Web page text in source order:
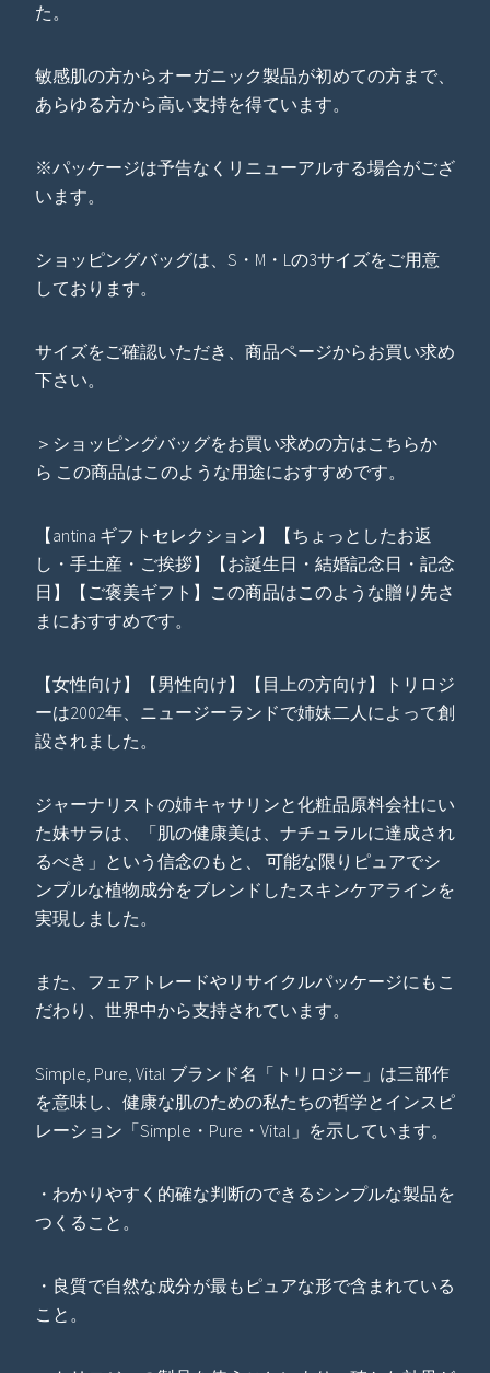
た。
敏感肌の方からオーガニック製品が初めての方まで、
あらゆる方から高い支持を得ています。
※パッケージは予告なくリニューアルする場合がござ
います。
ショッピングバッグは、S・M・Lの3サイズをご用意
しております。
サイズをご確認いただき、商品ページからお買い求め
下さい。
＞ショッピングバッグをお買い求めの方はこちらか
ら この商品はこのような用途におすすめです。
【antina ギフトセレクション】【ちょっとしたお返
し・手土産・ご挨拶】【お誕生日・結婚記念日・記念
日】【ご褒美ギフト】この商品はこのような贈り先さ
まにおすすめです。
【女性向け】【男性向け】【目上の方向け】トリロジ
ーは2002年、ニュージーランドで姉妹二人によって創
設されました。
ジャーナリストの姉キャサリンと化粧品原料会社にい
た妹サラは、「肌の健康美は、ナチュラルに達成され
るべき」という信念のもと、 可能な限りピュアでシ
ンプルな植物成分をブレンドしたスキンケアラインを
実現しました。
また、フェアトレードやリサイクルパッケージにもこ
だわり、世界中から支持されています。
Simple, Pure, Vital ブランド名「トリロジー」は三部作
を意味し、健康な肌のための私たちの哲学とインスピ
レーション「Simple・Pure・Vital」を示しています。
・わかりやすく的確な判断のできるシンプルな製品を
つくること。
・良質で自然な成分が最もピュアな形で含まれている
こと。